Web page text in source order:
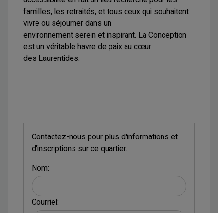
familles, les retraités, et tous ceux qui souhaitent
vivre ou séjourner dans un
environnement serein et inspirant. La Conception
est un véritable havre de paix au cœur
des Laurentides.
Contactez-nous pour plus d'informations et
d'inscriptions sur ce quartier.
Nom:
Courriel: